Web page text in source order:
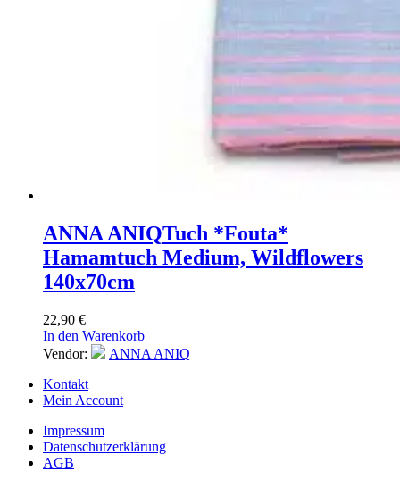
ANNA ANIQTuch *Fouta*
Hamamtuch Medium, Wildflowers
140x70cm
22,90 €
In den Warenkorb
Vendor:
ANNA ANIQ
Kontakt
Mein Account
Impressum
Datenschutzerklärung
AGB